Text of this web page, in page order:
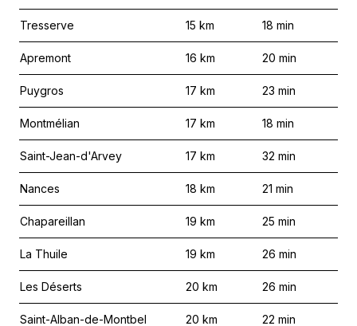
Tresserve 15 km 18 min
Apremont 16 km 20 min
Puygros 17 km 23 min
Montmélian 17 km 18 min
Saint-Jean-d'Arvey 17 km 32 min
Nances 18 km 21 min
Chapareillan 19 km 25 min
La Thuile 19 km 26 min
Les Déserts 20 km 26 min
Saint-Alban-de-Montbel 20 km 22 min